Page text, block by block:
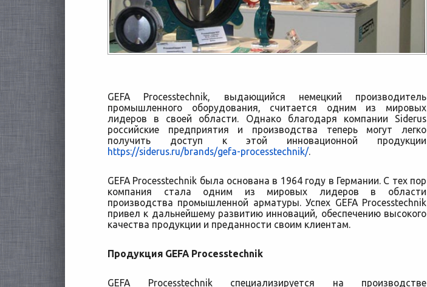
GEFA Processtechnik, выдающийся немецкий производитель
промышленного оборудования, считается одним из мировых
лидеров в своей области. Однако благодаря компании Siderus
российские предприятия и производства теперь могут легко
получить доступ к этой инновационной продукции
https://siderus.ru/brands/gefa-processtechnik/.
GEFA Processtechnik была основана в 1964 году в Германии. С тех пор
компания стала одним из мировых лидеров в области
производства промышленной арматуры. Успех GEFA Processtechnik
привел к дальнейшему развитию инноваций, обеспечению высокого
качества продукции и преданности своим клиентам.
Продукция GEFA Processtechnik
GEFA Processtechnik специализируется на производстве